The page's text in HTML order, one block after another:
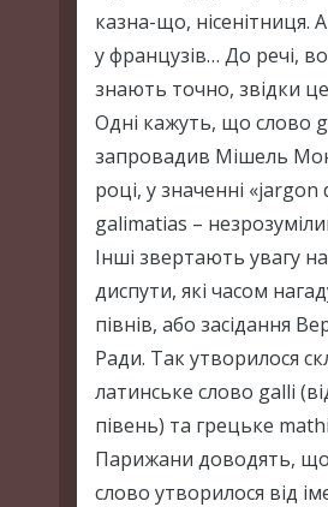
казна-що, нісенітниця.
у французів… До речі,
знають точно, звідки
Одні кажуть, що слово
запровадив Мішель
році, у значенні «jargon
galimatias –
Інші звертають увагу
диспути, які часом
півнів, або засідання
Ради. Так утворилося
латинське слово galli
півень) та грецьке
Парижани доводять,
слово утворилося від